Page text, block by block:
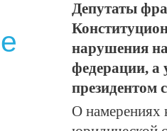
Депутаты
нарушения
федерации, а
президентом
О намерениях